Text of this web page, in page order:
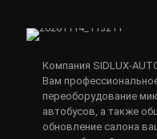
Компания SIDLUX-
Вам
переоборудование
автобусов, а также
обновление салона